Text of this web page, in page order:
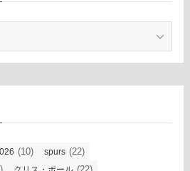
(10) spurs (22)